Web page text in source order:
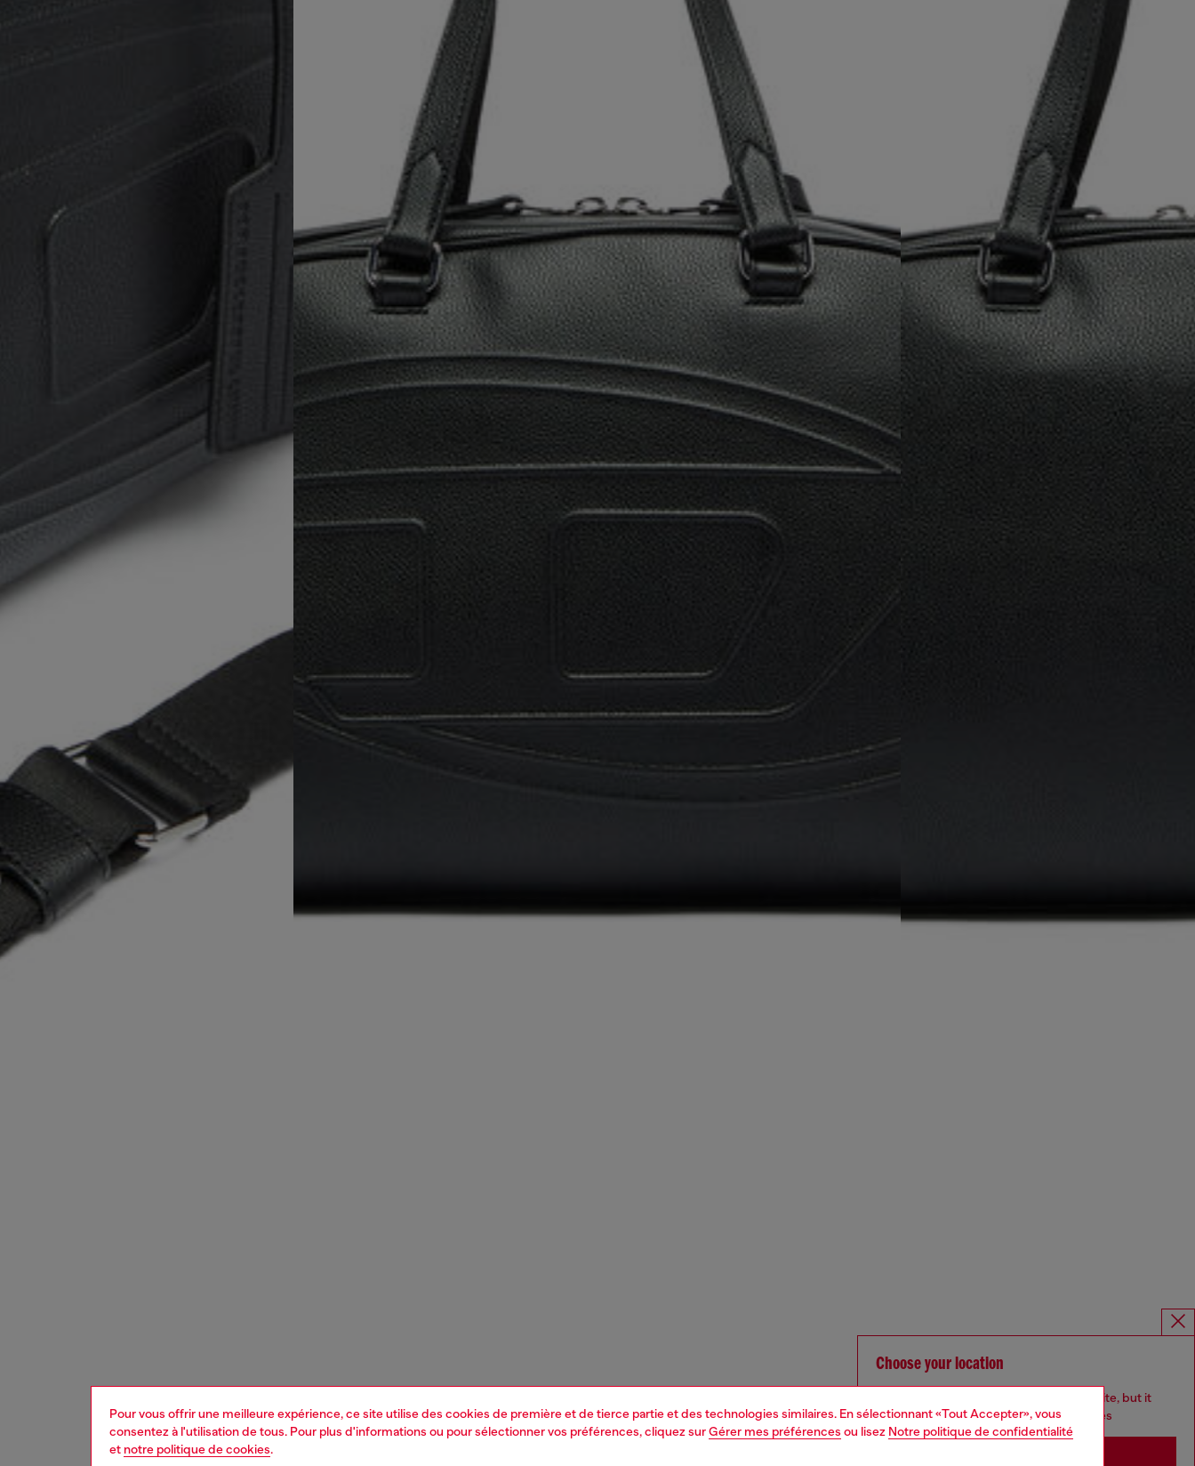
Pour vous offrir une meilleure expérience, ce site utilise des cookies de première et de tierce partie et des technologies similaires. En sélectionnant «Tout Accepter», vous
consentez à l'utilisation de tous. Pour plus d'informations ou pour sélectionner vos préférences, cliquez surGérer mes préférences ou lisez Notre politique de confidentialité
et notre politique de cookies.
Choose your location
You are currently browsing France website, but it
seems you may be based in United States